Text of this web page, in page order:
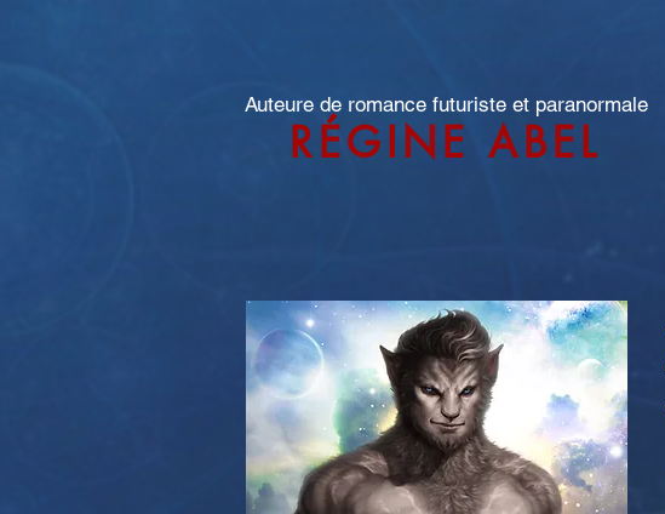
Auteure de romance futuriste et paranormale
RÉGINE ABEL